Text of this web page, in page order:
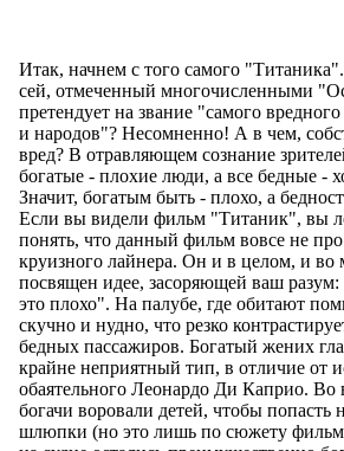
Итак, начнем с того самого
сей, отмеченный многочисленными
претендует на звание "самого
и народов"? Несомненно! А в чем,
вред? В отравляющем сознание
богатые - плохие люди, а все бедные -
Значит, богатым быть - плохо, а
Если вы видели фильм "Титаник", вы
понять, что данный фильм вовсе не про
круизного лайнера. Он и в целом, и во
посвящен идее, засоряющей ваш разум:
это плохо". На палубе, где обитают
скучно и нудно, что резко
бедных пассажиров. Богатый жених
крайне неприятный тип, в отличие от
обаятельного Леонардо Ди Каприо. Во
богачи воровали детей, чтобы попасть
шлюпки (но это лишь по сюжету